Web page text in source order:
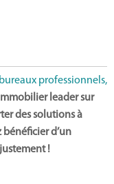
bureaux professionnels,
leader sur
des solutions à
d’un
!